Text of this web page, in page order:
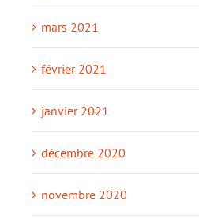
mars 2021
février 2021
janvier 2021
décembre 2020
novembre 2020